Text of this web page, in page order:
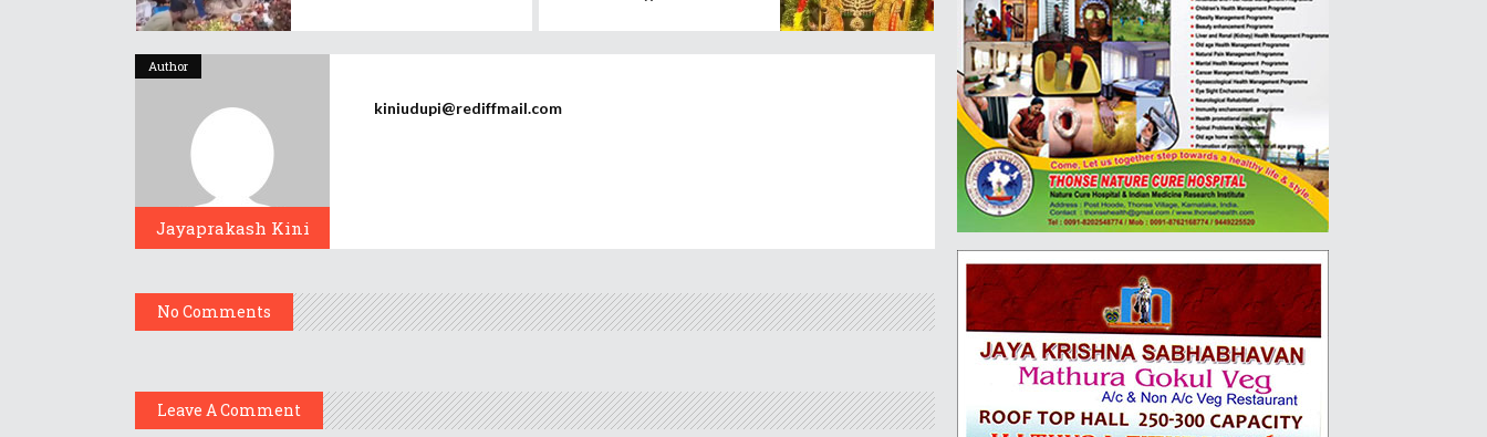
Author
Jayaprakash Kini
kiniudupi@rediffmail.com
No Comments
Leave A Comment